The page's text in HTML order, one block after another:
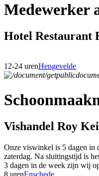
Medewerker
Hotel Restaurant
12-24 urenHengevelde
Vishandel Roy
Onze viswinkel is 5 dagen in
zaterdag. Na sluitingstijd is
3 dagen in de week zijn wij